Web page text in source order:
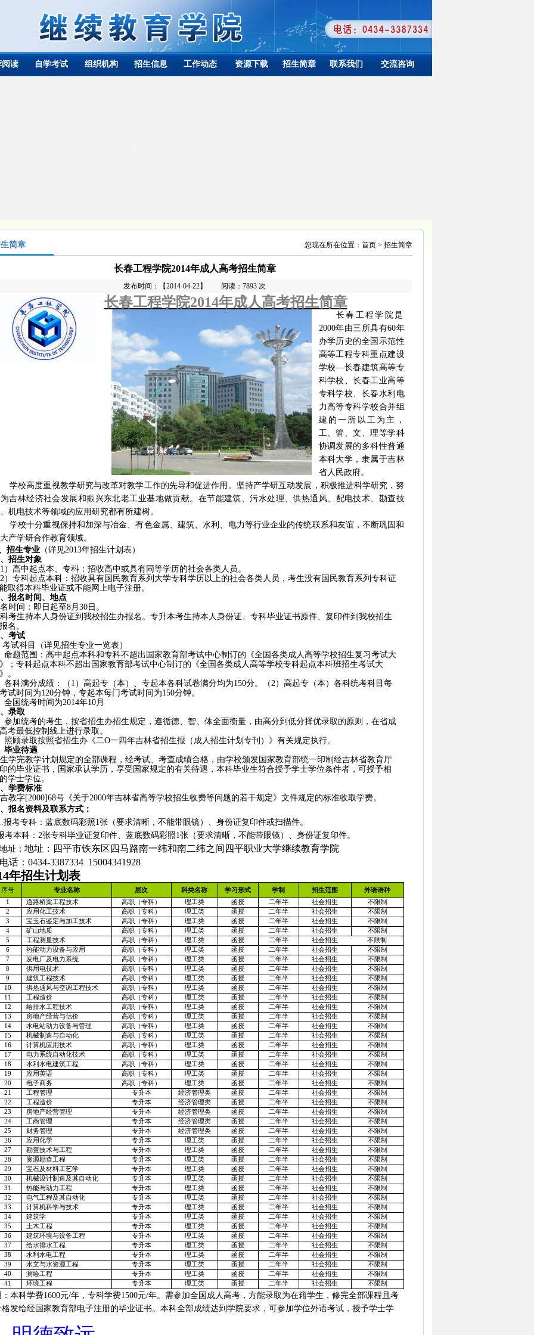
阅读 自学考试 组织机构 招生信息 工作动态 资源下载 招生简章 联系我们 交流咨询
简章 您现在所在位置：首页 > 招生简章
长春工程学院2014年成人高考招生简章
发布时间：【2014-04-22】 阅读：7893 次
长春工程学院2014年成人高考招生简章
长春工程学院是
2000年由三所具有60年
办学历史的全国示范性
高等工程专科重点建设
学校—长春建筑高等专
科学校、长春工业高等
专科学校、长春水利电
力高等专科学校合并组
建的一所以工为主，
工、管、文、理等学科
协调发展的多科性普通
本科大学，隶属于吉林
省人民政府。
学校高度重视教学研究与改革对教学工作的先导和促进作用。坚持产学研互动发展，积极推进科学研究，努
吉林经济社会发展和振兴东北老工业基地做贡献。在节能建筑、污水处理、供热通风、配电技术、勘查技
机电技术等领域的应用研究都有所建树。
学校十分重视保持和加深与冶金、有色金属、建筑、水利、电力等行业企业的传统联系和友谊，不断巩固和
产学研合作教育领域。
招生专业（详见2013年招生计划表）
招生对象
1 ）高中起点本、专科：招收高中或具有同等学历的社会各类人员。
2）专科起点本科：招收具有国民教育系列大学专科学历以上的社会各类人员，考生没有国民教育系列专科证
取得本科毕业证或不能网上电子注册。
报名时间、地点
时间：即日起至8月 30日 。
考生持本人身份证到我校招生办报名。专升本考生持本人身份证、专科毕业证书原件、复印件到我校招生
名。
考试
考试科目（详见招生专业一览表）
命题范围：高中起点本科和专科不超出国家教育部考试中心制订的《全国各类成人高等学校招生复习考试大
；专科起点本科不超出国家教育部考试中心制订的《全国各类成人高等学校专科起点本科班招生考试大
。
各科满分成绩：（ 1 ）高起专（本）、专起本各科试卷满分均为150分。（2）高起专（本）各科统考科目每
试时间为120分钟，专起本每门考试时间为150分钟。
全国统考时间为2014年10月
录取
参加统考的考生，按省招生办招生规定，遵循德、智、体全面衡量，由高分到低分择优录取的原则，在省成
考最低控制线上进行录取。
照顾录取按照省招生办《二Ο一四年吉林省招生报（成人招生计划专刊）》有关规定执行。
毕业待遇
学完教学计划规定的全部课程，经考试、考查成绩合格，由学校颁发国家教育部统一印制经吉林省教育厅
的毕业证书，国家承认学历，享受国家规定的有关待遇，本科毕业生符合授予学士学位条件者，可授予相
学士学位。
学费标准
教字[2000]68号《关于2000年吉林省高等学校招生收费等问题的若干规定》文件规定的标准收取学费。
报名资料及联系方式：
报考专科：蓝底数码彩照1张（要求清晰，不能带眼镜）、身份证复印件或扫描件。
考本科： 2张专科毕业证复印件、蓝底数码彩照1张（要求清晰，不能带眼镜）、身份证复印件。
地址： 地址：四平市铁东区四马路南一纬和南二纬之间四平职业大学继续教育学院
电话： 0434-3387334 15004341928
年招生计划表
序号 专业名称 层次 科类名称 学习形式 学制 招生范围
外语语种
1
道路桥梁工程技术 高职（专科） 理工类 函授 二年半 社会招生
不限制
2
应用化工技术 高职（专科） 理工类 函授 二年半 社会招生
不限制
3
宝玉石鉴定与加工技术 高职（专科） 理工类 函授 二年半 社会招生
不限制
4
矿山地质 高职（专科） 理工类 函授 二年半 社会招生
不限制
5
工程测量技术 高职（专科） 理工类 函授 二年半 社会招生
不限制
6
热能动力设备与应用 高职（专科） 理工类 函授 二年半 社会招生
不限制
7
发电厂及电力系统 高职（专科） 理工类 函授 二年半 社会招生
不限制
8
供用电技术 高职（专科） 理工类 函授 二年半 社会招生
不限制
9
建筑工程技术 高职（专科） 理工类 函授 二年半 社会招生
不限制
10
供热通风与空调工程技术 高职（专科） 理工类 函授 二年半 社会招生
不限制
11
工程造价 高职（专科） 理工类 函授 二年半 社会招生
不限制
12
给排水工程技术 高职（专科） 理工类 函授 二年半 社会招生
不限制
13
房地产经营与估价 高职（专科） 理工类 函授 二年半 社会招生
不限制
14
水电站动力设备与管理 高职（专科） 理工类 函授 二年半 社会招生
不限制
15
机械制造与自动化 高职（专科） 理工类 函授 二年半 社会招生
不限制
16
计算机应用技术 高职（专科） 理工类 函授 二年半 社会招生
不限制
17
电力系统自动化技术 高职（专科） 理工类 函授 二年半 社会招生
不限制
18
水利水电建筑工程 高职（专科） 理工类 函授 二年半 社会招生
不限制
19
应用英语 高职（专科） 理工类 函授 二年半 社会招生
不限制
20
电子商务 高职（专科） 理工类 函授 二年半 社会招生
不限制
21
工程管理 专升本 经济管理类 函授 二年半 社会招生
不限制
22
工程造价 专升本 经济管理类 函授 二年半 社会招生
不限制
23
房地产经营管理 专升本 经济管理类 函授 二年半 社会招生
不限制
24
工商管理 专升本 经济管理类 函授 二年半 社会招生
不限制
25
财务管理 专升本 经济管理类 函授 二年半 社会招生
不限制
26
应用化学 专升本 理工类 函授 二年半 社会招生
不限制
27
勘查技术与工程 专升本 理工类 函授 二年半 社会招生
不限制
28
资源勘查工程 专升本 理工类 函授 二年半 社会招生
不限制
29
宝石及材料工艺学 专升本 理工类 函授 二年半 社会招生
不限制
30
机械设计制造及其自动化 专升本 理工类 函授 二年半 社会招生
不限制
31
热能与动力工程 专升本 理工类 函授 二年半 社会招生
不限制
32
电气工程及其自动化 专升本 理工类 函授 二年半 社会招生
不限制
33
计算机科学与技术 专升本 理工类 函授 二年半 社会招生
不限制
34
建筑学 专升本 理工类 函授 二年半 社会招生
不限制
35
土木工程 专升本 理工类 函授 二年半 社会招生
不限制
36
建筑环境与设备工程 专升本 理工类 函授 二年半 社会招生
不限制
37
给水排水工程 专升本 理工类 函授 二年半 社会招生
不限制
38
水利水电工程 专升本 理工类 函授 二年半 社会招生
不限制
39
水文与水资源工程 专升本 理工类 函授 二年半 社会招生
不限制
40
测绘工程 专升本 理工类 函授 二年半 社会招生
不限制
41
环境工程 专升本 理工类 函授 二年半 社会招生 不限制
：本科学费1600元/年，专科学费1500元/年。需参加全国成人高考，方能录取为在籍学生，修完全部课程且考
格发给经国家教育部电子注册的毕业证书。本科全部成绩达到学院要求，可参加学位外语考试，授予学士学